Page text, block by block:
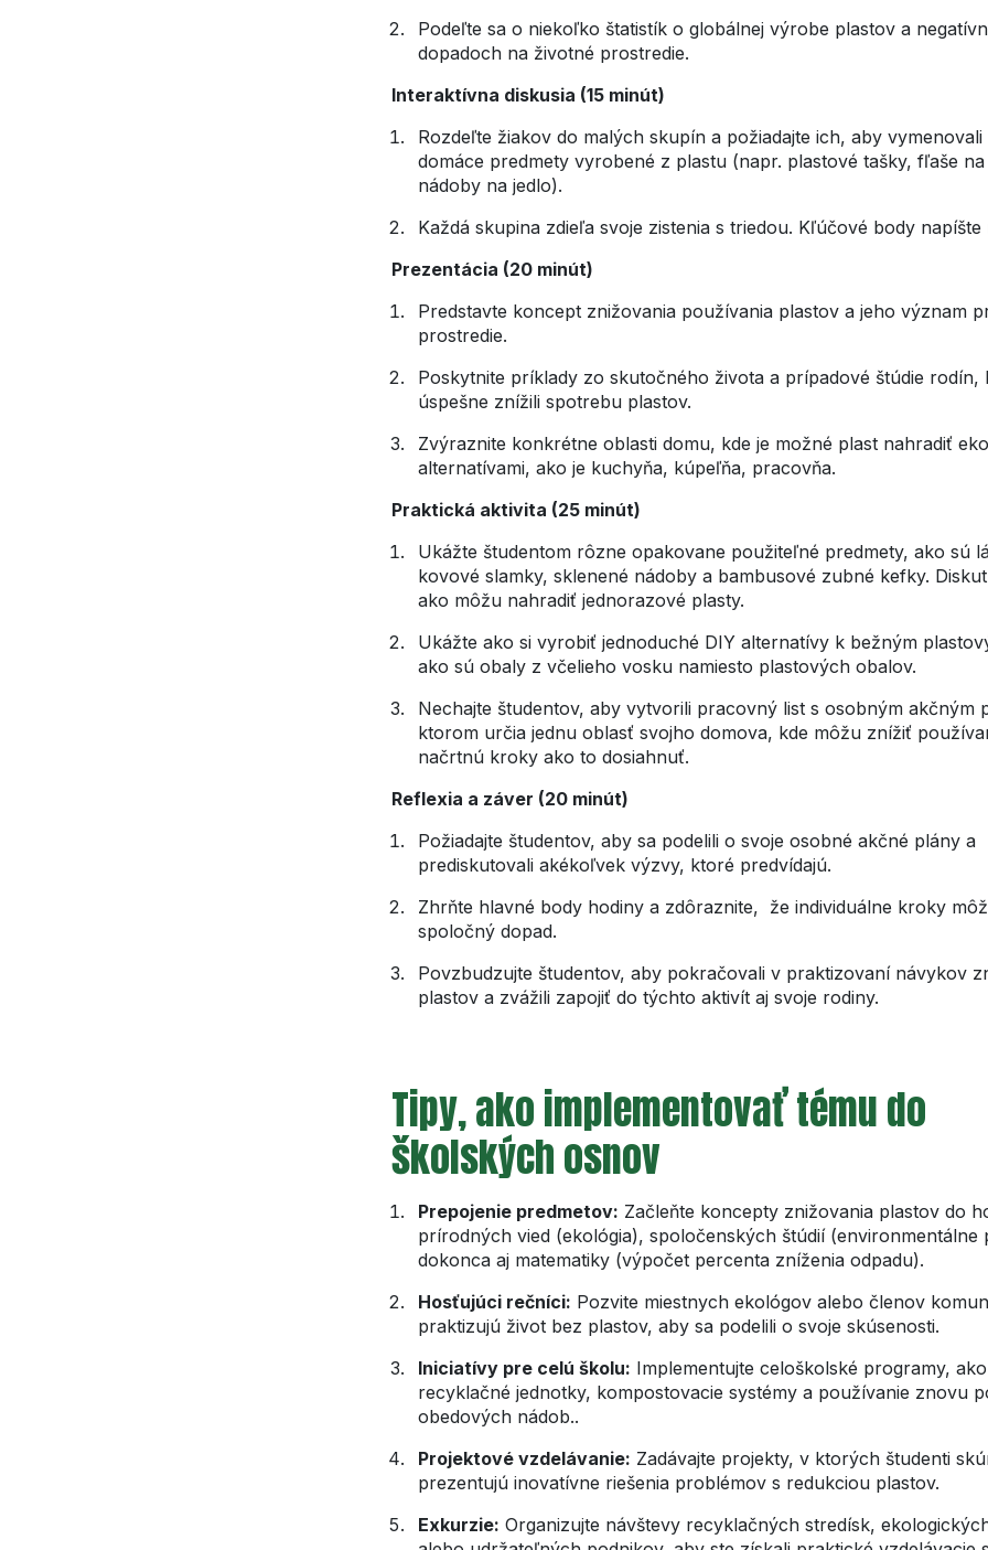
Podeľte sa o niekoľko štatistík o globálnej výrobe plastov a
dopadoch na životné prostredie.
Interaktívna diskusia (15 minút)
Rozdeľte žiakov do malých skupín a požiadajte ich, aby vymenovali
domáce predmety vyrobené z plastu (napr. plastové tašky, fľaše
nádoby na jedlo).
Každá skupina zdieľa svoje zistenia s triedou. Kľúčové body
Prezentácia (20 minút)
Predstavte koncept znižovania používania plastov a jeho význam
prostredie.
Poskytnite príklady zo skutočného života a prípadové štúdie rodín,
úspešne znížili spotrebu plastov.
Zvýraznite konkrétne oblasti domu, kde je možné plast nahradiť
alternatívami, ako je kuchyňa, kúpeľňa, pracovňa.
Praktická aktivita (25 minút)
Ukážte študentom rôzne opakovane použiteľné predmety, ako sú
kovové slamky, sklenené nádoby a bambusové zubné kefky.
ako môžu nahradiť jednorazové plasty.
Ukážte ako si vyrobiť jednoduché DIY alternatívy k bežným
ako sú obaly z včelieho vosku namiesto plastových obalov.
Nechajte študentov, aby vytvorili pracovný list s osobným akčným
ktorom určia jednu oblasť svojho domova, kde môžu znížiť
načrtnú kroky ako to dosiahnuť.
Reflexia a záver (20 minút)
Požiadajte študentov, aby sa podelili o svoje osobné akčné plány a
prediskutovali akékoľvek výzvy, ktoré predvídajú.
Zhrňte hlavné body hodiny a zdôraznite, že individuálne kroky
spoločný dopad.
Povzbudzujte študentov, aby pokračovali v praktizovaní návykov
plastov a zvážili zapojiť do týchto aktivít aj svoje rodiny.
Tipy, ako implementovať tému do
školských osnov
Prepojenie predmetov: Začleňte koncepty znižovania plastov do
prírodných vied (ekológia), spoločenských štúdií (environmentálne
dokonca aj matematiky (výpočet percenta zníženia odpadu).
Hosťujúci rečníci: Pozvite miestnych ekológov alebo členov
praktizujú život bez plastov, aby sa podelili o svoje skúsenosti.
Iniciatívy pre celú školu: Implementujte celoškolské programy,
recyklačné jednotky, kompostovacie systémy a používanie znovu
obedových nádob..
Projektové vzdelávanie: Zadávajte projekty, v ktorých študenti
prezentujú inovatívne riešenia problémov s redukciou plastov.
Exkurzie: Organizujte návštevy recyklačných stredísk,